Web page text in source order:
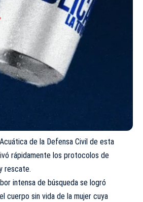
de la Defensa Civil de esta
rápidamente los protocolos de
rescate.
intensa de búsqueda se logró
cuerpo sin vida de la mujer cuya